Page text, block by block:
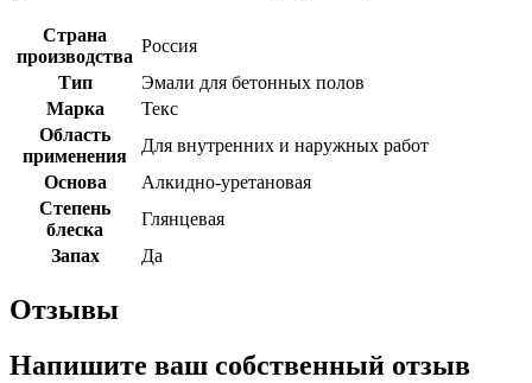
Страна
производства
Россия
Тип
Эмали для бетонных полов
Марка
Текс
Область
применения
Для внутренних и наружных работ
Основа
Алкидно-уретановая
Степень
блеска
Глянцевая
Запах
Да
Отзывы
Напишите ваш собственный отзыв